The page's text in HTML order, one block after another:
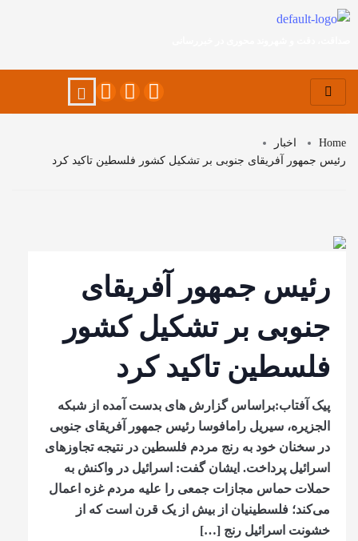
Home
اخبار
رئیس جمهور آفریقای جنوبی بر تشکیل کشور فلسطین تاکید کرد
رئیس جمهور آفریقای
جنوبی بر تشکیل کشور
فلسطین تاکید کرد
پیک آفتاب:براساس گزارش های بدست آمده از شبکه
الجزیره، سیریل رامافوسا رئیس جمهور آفریقای جنوبی
در سخنان خود به رنج مردم فلسطین در نتیجه تجاوزهای
اسرائیل پرداخت. ایشان گفت: اسرائیل در واکنش به
حملات حماس مجازات جمعی را علیه مردم غزه اعمال
می‌کند؛ فلسطینیان از بیش از یک قرن است که از
خشونت اسرائیل رنج […]